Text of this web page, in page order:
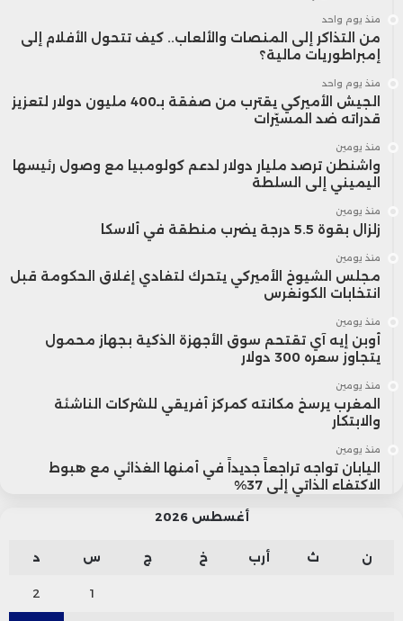
منذ يوم واحد
من التذاكر إلى المنصات والألعاب.. كيف تتحول الأفلام إلى
إمبراطوريات مالية؟
منذ يوم واحد
الجيش الأميركي يقترب من صفقة بـ400 مليون دولار لتعزيز
قدراته ضد المسيّرات
منذ يومين
واشنطن ترصد مليار دولار لدعم كولومبيا مع وصول رئيسها
اليميني إلى السلطة
منذ يومين
زلزال بقوة 5.5 درجة يضرب منطقة في ألاسكا
منذ يومين
مجلس الشيوخ الأميركي يتحرك لتفادي إغلاق الحكومة قبل
انتخابات الكونغرس
منذ يومين
أوبن إيه آي تقتحم سوق الأجهزة الذكية بجهاز محمول
يتجاوز سعره 300 دولار
منذ يومين
المغرب يرسخ مكانته كمركز أفريقي للشركات الناشئة
والابتكار
منذ يومين
اليابان تواجه تراجعاً جديداً في أمنها الغذائي مع هبوط
الاكتفاء الذاتي إلى 37%
أغسطس 2026
ن ث أرب خ ج س د
1
2